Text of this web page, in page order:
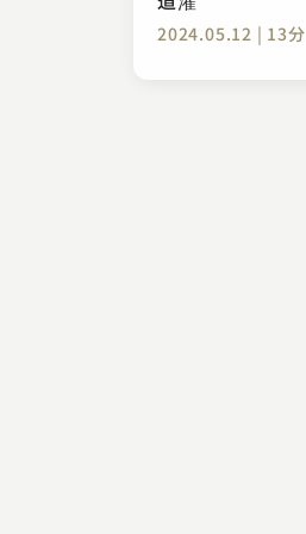
2024.05.12 | 13分